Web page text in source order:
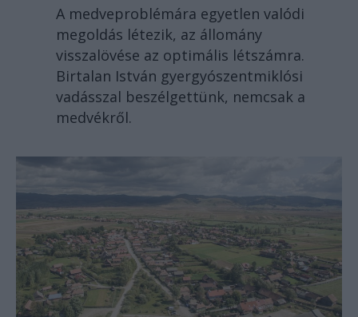
A medveproblémára egyetlen valódi
megoldás létezik, az állomány
visszalövése az optimális létszámra.
Birtalan István gyergyószentmiklósi
vadásszal beszélgettünk, nemcsak a
medvékről.